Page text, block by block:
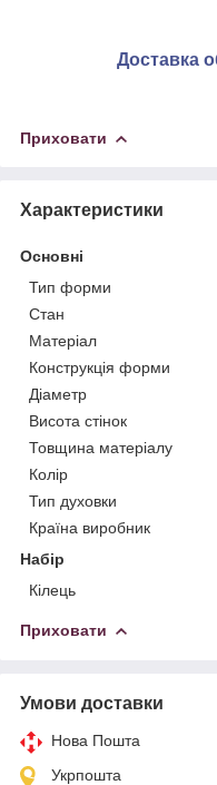
Доставка
Приховати
Характеристики
Основні
Тип форми
Стан
Матеріал
Конструкція форми
Діаметр
Висота стінок
Товщина матеріалу
Колір
Тип духовки
Країна виробник
Набір
Кілець
Приховати
Умови доставки
Нова Пошта
Укрпошта